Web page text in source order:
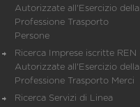
Autorizzate all'Esercizio della
Professione Trasporto
Persone
Ricerca Imprese iscritte REN
Autorizzate all'Esercizio della
Professione Trasporto Merci
Ricerca Servizi di Linea